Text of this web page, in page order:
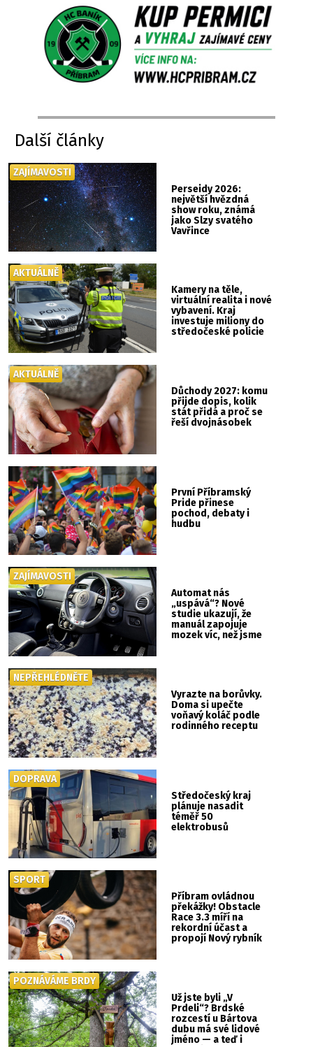
Další články
Perseidy 2026:
největší hvězdná
show roku, známá
jako Slzy svatého
Vavřince
ZAJÍMAVOSTI
Kamery na těle,
virtuální realita i nové
vybavení. Kraj
investuje miliony do
středočeské policie
AKTUÁLNĚ
Důchody 2027: komu
přijde dopis, kolik
stát přidá a proč se
řeší dvojnásobek
AKTUÁLNĚ
První Příbramský
Pride přinese
pochod, debaty i
hudbu
Automat nás
„uspává“? Nové
studie ukazují, že
manuál zapojuje
mozek víc, než jsme
ZAJÍMAVOSTI
Vyrazte na borůvky.
Doma si upečte
voňavý koláč podle
rodinného receptu
NEPŘEHLÉDNĚTE
Středočeský kraj
plánuje nasadit
téměř 50
elektrobusů
DOPRAVA
Příbram ovládnou
překážky! Obstacle
Race 3.3 míří na
rekordní účast a
propojí Nový rybník
SPORT
Už jste byli „V
Prdeli“? Brdské
rozcestí u Bártova
dubu má své lidové
jméno — a teď i
POZNÁVÁME BRDY